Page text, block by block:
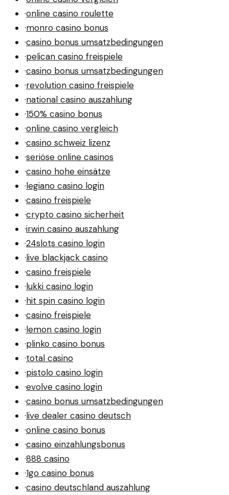
·online casino roulette
·monro casino bonus
·casino bonus umsatzbedingungen
·pelican casino freispiele
·casino bonus umsatzbedingungen
·revolution casino freispiele
·national casino auszahlung
·150% casino bonus
·online casino vergleich
·casino schweiz lizenz
·seriöse online casinos
·casino hohe einsätze
·legiano casino login
·casino freispiele
·crypto casino sicherheit
·irwin casino auszahlung
·24slots casino login
·live blackjack casino
·casino freispiele
·lukki casino login
·hit spin casino login
·casino freispiele
·lemon casino login
·plinko casino bonus
·total casino
·pistolo casino login
·evolve casino login
·casino bonus umsatzbedingungen
·live dealer casino deutsch
·online casino bonus
·casino einzahlungsbonus
·888 casino
·1go casino bonus
·casino deutschland auszahlung